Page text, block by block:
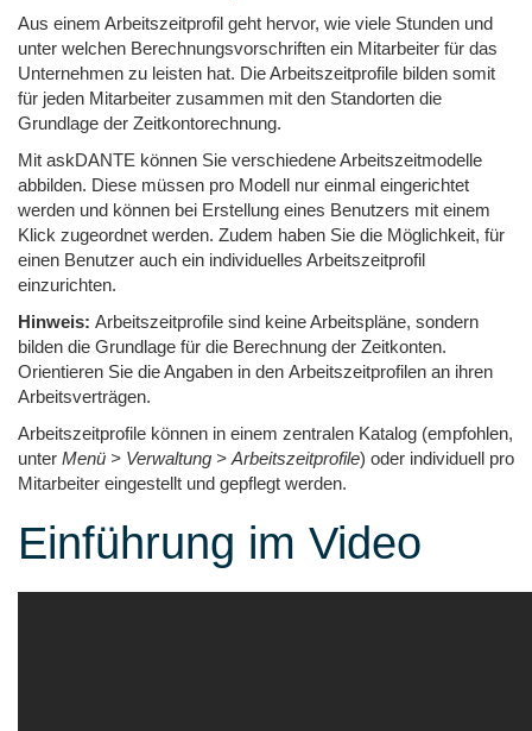
Aus einem Arbeitszeitprofil geht hervor, wie viele Stunden und
unter welchen Berechnungsvorschriften ein Mitarbeiter für das
Unternehmen zu leisten hat. Die Arbeitszeitprofile bilden somit
für jeden Mitarbeiter zusammen mit den Standorten die
Grundlage der Zeitkontorechnung.
Mit askDANTE können Sie verschiedene Arbeitszeitmodelle
abbilden. Diese müssen pro Modell nur einmal eingerichtet
werden und können bei Erstellung eines Benutzers mit einem
Klick zugeordnet werden. Zudem haben Sie die Möglichkeit, für
einen Benutzer auch ein individuelles Arbeitszeitprofil
einzurichten.
Hinweis: Arbeitszeitprofile sind keine Arbeitspläne, sondern
bilden die Grundlage für die Berechnung der Zeitkonten.
Orientieren Sie die Angaben in den Arbeitszeitprofilen an ihren
Arbeitsverträgen.
Arbeitszeitprofile können in einem zentralen Katalog (empfohlen,
unter Menü > Verwaltung > Arbeitszeitprofile) oder individuell pro
Mitarbeiter eingestellt und gepflegt werden.
Einführung im Video